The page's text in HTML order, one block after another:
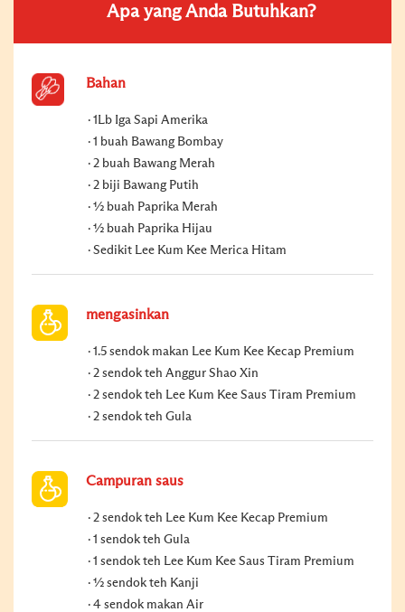
Apa yang Anda Butuhkan?
Bahan
1Lb Iga Sapi Amerika
1 buah Bawang Bombay
2 buah Bawang Merah
2 biji Bawang Putih
½ buah Paprika Merah
½ buah Paprika Hijau
Sedikit Lee Kum Kee Merica Hitam
mengasinkan
1.5 sendok makan Lee Kum Kee Kecap Premium
2 sendok teh Anggur Shao Xin
2 sendok teh Lee Kum Kee Saus Tiram Premium
2 sendok teh Gula
Campuran saus
2 sendok teh Lee Kum Kee Kecap Premium
1 sendok teh Gula
1 sendok teh Lee Kum Kee Saus Tiram Premium
½ sendok teh Kanji
4 sendok makan Air